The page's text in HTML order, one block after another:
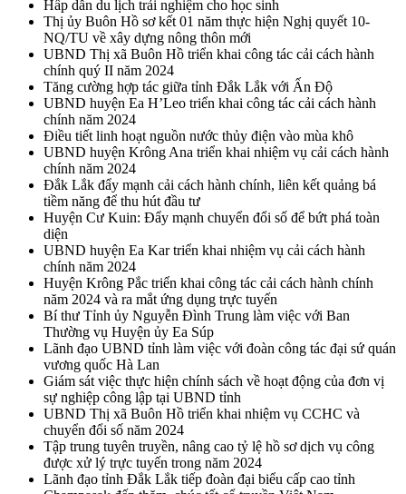
Hấp dẫn du lịch trải nghiệm cho học sinh
Thị ủy Buôn Hồ sơ kết 01 năm thực hiện Nghị quyết 10-
NQ/TU về xây dựng nông thôn mới
UBND Thị xã Buôn Hồ triển khai công tác cải cách hành
chính quý II năm 2024
Tăng cường hợp tác giữa tỉnh Đắk Lắk với Ấn Độ
UBND huyện Ea H’Leo triển khai công tác cải cách hành
chính năm 2024
Điều tiết linh hoạt nguồn nước thủy điện vào mùa khô
UBND huyện Krông Ana triển khai nhiệm vụ cải cách hành
chính năm 2024
Đắk Lắk đẩy mạnh cải cách hành chính, liên kết quảng bá
tiềm năng để thu hút đầu tư
Huyện Cư Kuin: Đẩy mạnh chuyển đổi số để bứt phá toàn
diện
UBND huyện Ea Kar triển khai nhiệm vụ cải cách hành
chính năm 2024
Huyện Krông Pắc triển khai công tác cải cách hành chính
năm 2024 và ra mắt ứng dụng trực tuyến
Bí thư Tỉnh ủy Nguyễn Đình Trung làm việc với Ban
Thường vụ Huyện ủy Ea Súp
Lãnh đạo UBND tỉnh làm việc với đoàn công tác đại sứ quán
vương quốc Hà Lan
Giám sát việc thực hiện chính sách về hoạt động của đơn vị
sự nghiệp công lập tại UBND tỉnh
UBND Thị xã Buôn Hồ triển khai nhiệm vụ CCHC và
chuyển đổi số năm 2024
Tập trung tuyên truyền, nâng cao tỷ lệ hồ sơ dịch vụ công
được xử lý trực tuyến trong năm 2024
Lãnh đạo tỉnh Đắk Lắk tiếp đoàn đại biểu cấp cao tỉnh